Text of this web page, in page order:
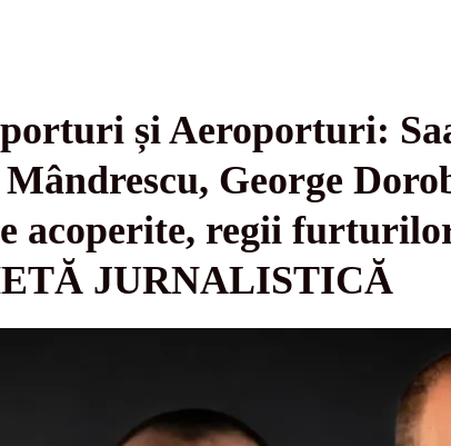
și Aeroporturi:
George
acoperite, regii
JURNALISTICĂ